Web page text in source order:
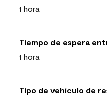
1 hora
Tiempo de espera
1 hora
Tipo de vehículo de